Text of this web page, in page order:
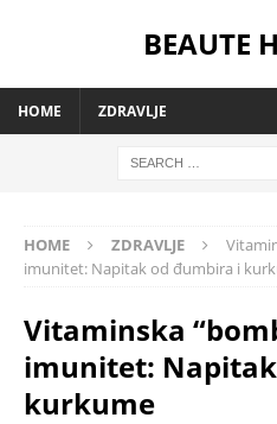
BEAUTE
HOME ZDRAVLJE
HOME ZDRAVLJE
imunitet: Napitak od đumbira i
Vitaminska
imunitet:
kurkume